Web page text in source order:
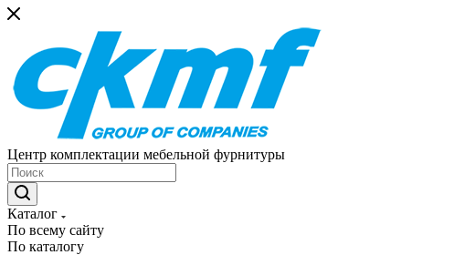
Центр комплектации мебельной фурнитуры
Каталог
По всему сайту
По каталогу